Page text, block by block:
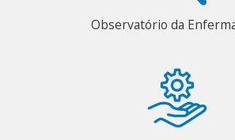
Observatório da